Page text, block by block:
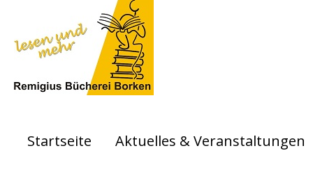
Startseite Aktuelles & Veranstaltungen